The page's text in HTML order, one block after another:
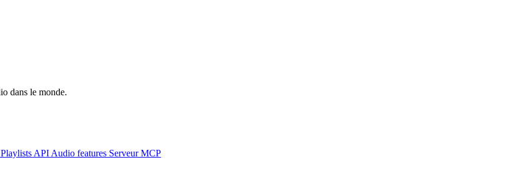
dans le monde.
Playlists API Audio features Serveur MCP